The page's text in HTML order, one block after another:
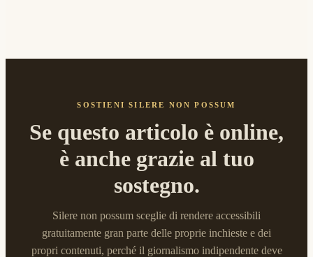
SOSTIENI SILERE NON POSSUM
Se questo articolo è online,
è anche grazie al tuo
sostegno.
Silere non possum sceglie di rendere accessibili
gratuitamente gran parte delle proprie inchieste e dei
propri contenuti, perché il giornalismo indipendente deve